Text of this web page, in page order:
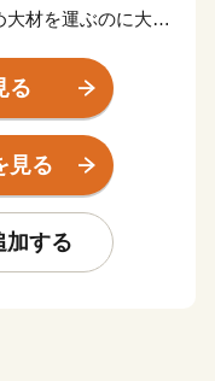
材を運ぶのに大変
大材運搬に苦労し
べこ伝説が伝わる
る所で赤べこを発
ています。昭和６
源泉の湧出に成功
る
見る
加する